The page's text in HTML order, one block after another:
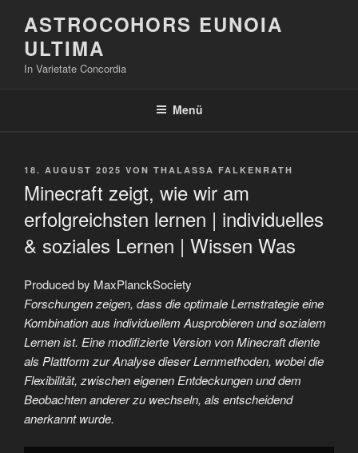
Inhalt
springen
ASTROCOHORS EUNOIA
ULTIMA
In Varietate Concordia
Menü
VERÖFFENTLICHT
18. AUGUST 2025 VON THALASSA FALKENRATH
Minecraft zeigt, wie wir am
erfolgreichsten lernen | individuelles
& soziales Lernen | Wissen Was
Produced by MaxPlanckSociety
Forschungen zeigen, dass die optimale Lernstrategie eine
Kombination aus individuellem Ausprobieren und sozialem
Lernen ist. Eine modifizierte Version von Minecraft diente
als Plattform zur Analyse dieser Lernmethoden, wobei die
Flexibilität, zwischen eigenen Entdeckungen und dem
Beobachten anderer zu wechseln, als entscheidend
anerkannt wurde.